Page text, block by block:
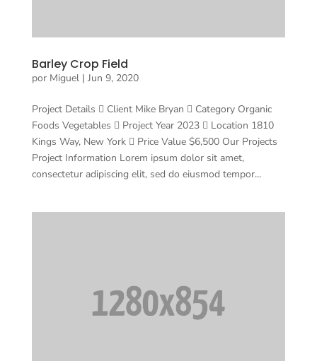
Barley Crop Field
por Miguel| Jun 9, 2020
Project Details  Client Mike Bryan  Category Organic
Foods Vegetables  Project Year 2023  Location 1810
Kings Way, New York  Price Value $6,500 Our Projects
Project Information Lorem ipsum dolor sit amet,
consectetur adipiscing elit, sed do eiusmod tempor...